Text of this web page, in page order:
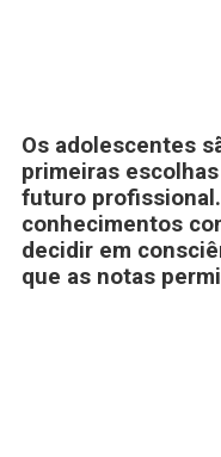
Os adolescentes
primeiras
futuro
conhecimentos
decidir em
que as notas